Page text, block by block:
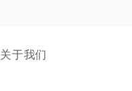
关于我们